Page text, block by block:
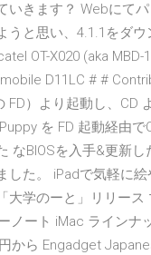
いきます？ Webにて
うと思い、4.1.1をダ
OT-X020 (aka MBD-
D11LC # #
FD）より起動し、CD
を FD 起動経由で
なBIOSを入手&更新し
した。 iPadで気軽に絵
大学のーと」リリース
ノート iMac ラインナ
から Engadget